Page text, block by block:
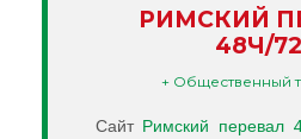
РИМСКИЙ
48Ч/
+ Общественный
Сайт Римский перевал